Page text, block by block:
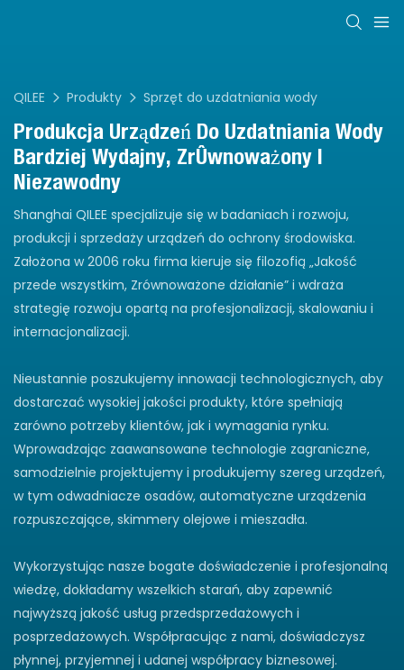
QILEE Produkty Sprzęt do uzdatniania wody
Produkcja Urządzeń Do Uzdatniania Wody
Bardziej Wydajny, Zrównoważony I
Niezawodny
Shanghai QILEE specjalizuje się w badaniach i rozwoju,
produkcji i sprzedaży urządzeń do ochrony środowiska.
Założona w 2006 roku firma kieruje się filozofią „Jakość
przede wszystkim, Zrównoważone działanie” i wdraża
strategię rozwoju opartą na profesjonalizacji, skalowaniu i
internacjonalizacji.
Nieustannie poszukujemy innowacji technologicznych, aby
dostarczać wysokiej jakości produkty, które spełniają
zarówno potrzeby klientów, jak i wymagania rynku.
Wprowadzając zaawansowane technologie zagraniczne,
samodzielnie projektujemy i produkujemy szereg urządzeń,
w tym odwadniacze osadów, automatyczne urządzenia
rozpuszczające, skimmery olejowe i mieszadła.
Wykorzystując nasze bogate doświadczenie i profesjonalną
wiedzę, dokładamy wszelkich starań, aby zapewnić
najwyższą jakość usług przedsprzedażowych i
posprzedażowych. Współpracując z nami, doświadczysz
płynnej, przyjemnej i udanej współpracy biznesowej.